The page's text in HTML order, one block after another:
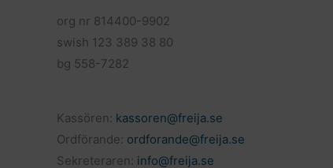
org nr 814400-9902
swish 123 389 38 80
bg 558-7282
Kassören: kassoren@freija.se
Ordförande: ordforande@freija.se
Sekreteraren: info@freija.se